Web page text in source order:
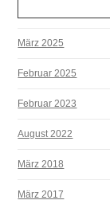
März 2025
Februar 2025
Februar 2023
August 2022
März 2018
März 2017